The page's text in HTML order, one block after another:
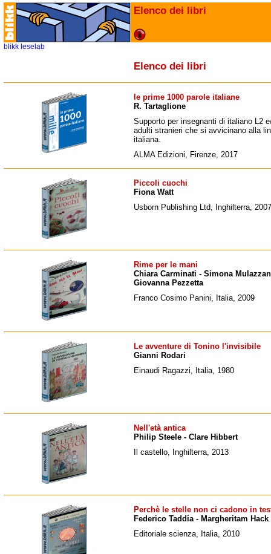
Elenco dei libri
blikk leselab
Elenco dei libri
le prime 1000 parole italiane
R. Tartaglione
Supporto per insegnanti di italiano L2
adulti stranieri che si avvicinano alla
italiana.
ALMA Edizioni, Firenze, 2017
Piccoli cuochi
Fiona Watt
Usborn Publishing Ltd, Inghilterra, 2007
Rime per le mani
Chiara Carminati - Simona
Giovanna Pezzetta
Franco Cosimo Panini, Italia, 2009
Le avventure di Tonino l'invisibile
Gianni Rodari
Einaudi Ragazzi, Italia, 1980
Nell'età antica
Philip Steele - Clare Hibbert
Il castello, Inghilterra, 2013
Perchè le stelle non ci cadono in
Federico Taddia - Margheritam Hack
Editoriale scienza, Italia, 2010